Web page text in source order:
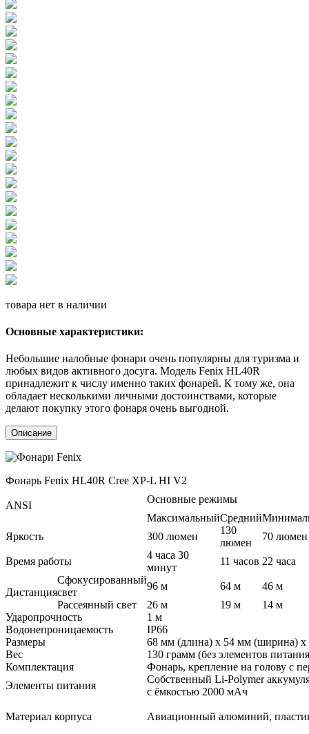
товара нет в наличии
Основные характеристики:
Небольшие налобные фонари очень популярны для туризма и
любых видов активного досуга. Модель Fenix HL40R
принадлежит к числу именно таких фонарей. К тому же, она
обладает несколькими личными достоинствами, которые
делают покупку этого фонаря очень выгодной.
Описание
Фонарь Fenix HL40R Cree XP-L HI V2
ANSI
Основные режимы
МаксимальныйСредний
Яркость
300 люмен
130
люмен
70 люмен
Время работы
4 часа 30
минут
11 часов 22 часа
Дистанция
Сфокусированный
свет
96 м 64 м
46 м
Рассеянный свет
26 м 19 м
14 м
Ударопрочность
1 м
Водонепроницаемость
IP66
Размеры
68 мм (длина) х 54 мм (ширина) х
Вес
130 грамм (без элементов
Комплектация
Фонарь, крепление на голову с
Элементы питания
Собственный Li-Polymer
с ёмкостью 2000 мАч
Материал корпуса Авиационный алюминий,